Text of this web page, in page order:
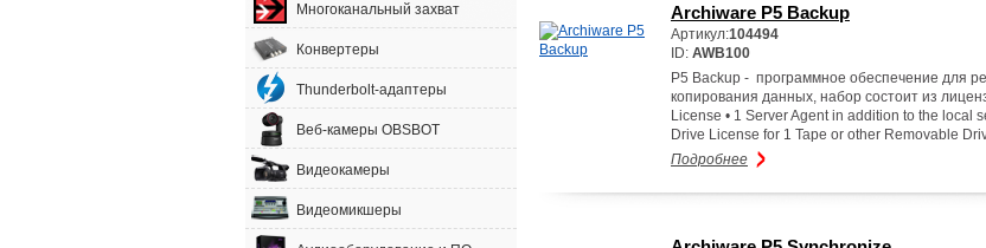
Многоканальный захват
Конвертеры
Thunderbolt-адаптеры
Веб-камеры OBSBOT
Видеокамеры
Видеомикшеры
Archiware P5 Backup
Артикул:104494
ID: AWB100
P5 Backup - программное обеспечение для
копирования данных, набор состоит из
License • 1 Server Agent in addition to the local
Drive License for 1 Tape or other Removable
Подробнее